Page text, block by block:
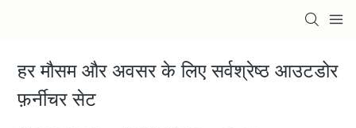
हर मौसम और अवसर के लिए सर्वश्रेष्ठ आउटडोर
फ़र्नीचर सेट